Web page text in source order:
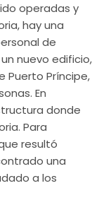
operadas y
hay una
de
nuevo edificio,
Puerto Príncipe,
En
donde
Para
resultó
una
a los